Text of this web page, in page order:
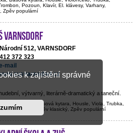
k zajištění správné
Pozoun, Klavír, El. klávesy, Varhany,
Zpěv populární
Varnsdorf
Národní 512, VARNSDORF
412 372 323
mail
výtvarný, literárně-dramatický a taneční.
Kontrabas, Basová kytara, Housle, Viola, Trubka,
Bicí nástroje, Zpěv klasický, Zpěv populární